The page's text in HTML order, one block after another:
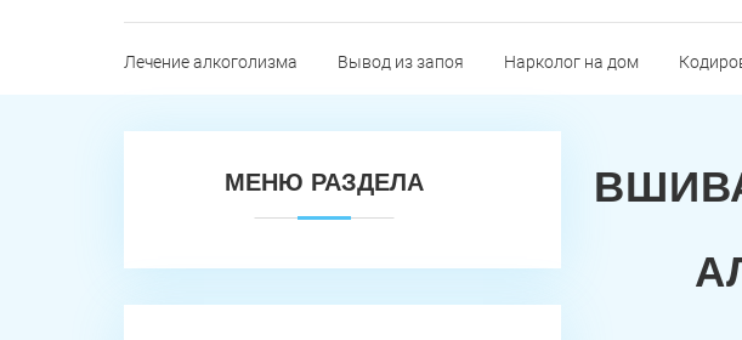
Лечение алкоголизма Вывод из запоя Нарколог на дом
МЕНЮ РАЗДЕЛА